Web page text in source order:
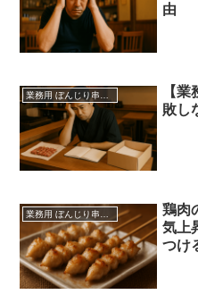
由
業務用 ぼんじり串（仕入れ・卸）
【
敗し
鶏肉
気上
つけ